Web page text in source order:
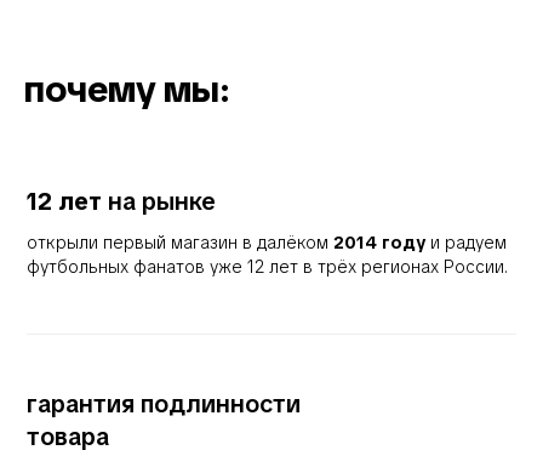
почему мы:
12 лет на рынке
открыли первый магазин в далёком2014 году и радуем
футбольных фанатов уже 12 лет в трёх регионах России.
гарантия подлинности
товара